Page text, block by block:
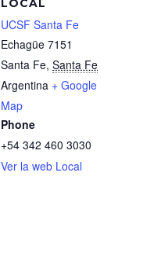
LOCAL
UCSF Santa Fe
Echagüe 7151
Santa Fe, Santa Fe
Argentina + Google
Map
Phone
+54 342 460 3030
Ver la web Local